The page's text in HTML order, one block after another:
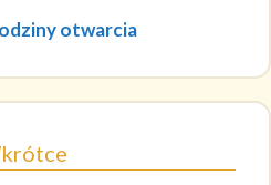
otwarcia